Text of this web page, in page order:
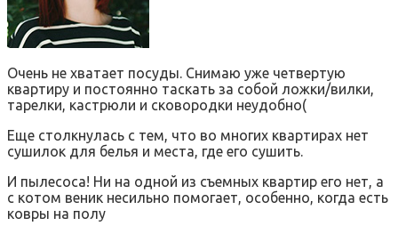
Очень не хватает посуды. Снимаю уже четвертую
квартиру и постоянно таскать за собой ложки/вилки,
тарелки, кастрюли и сковородки неудобно(
Еще столкнулась с тем, что во многих квартирах нет
сушилок для белья и места, где его сушить.
И пылесоса! Ни на одной из съемных квартир его нет, а
с котом веник несильно помогает, особенно, когда есть
ковры на полу